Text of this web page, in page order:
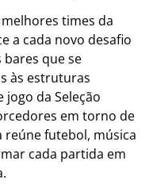
times da
a cada novo desafio
que se
às estruturas
jogo da Seleção
em torno de
reúne futebol, música
cada partida em